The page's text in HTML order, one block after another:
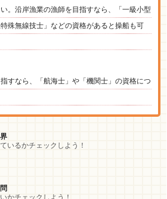
。沿岸漁業の漁師を目指すなら、「一級小型
殊無線技士」などの資格があると操船も可
すなら、「航海士」や「機関士」の資格につ
いるかチェックしよう！
かチェックしよう！